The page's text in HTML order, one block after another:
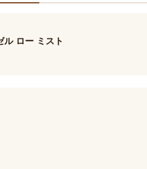
ル ロー ミスト